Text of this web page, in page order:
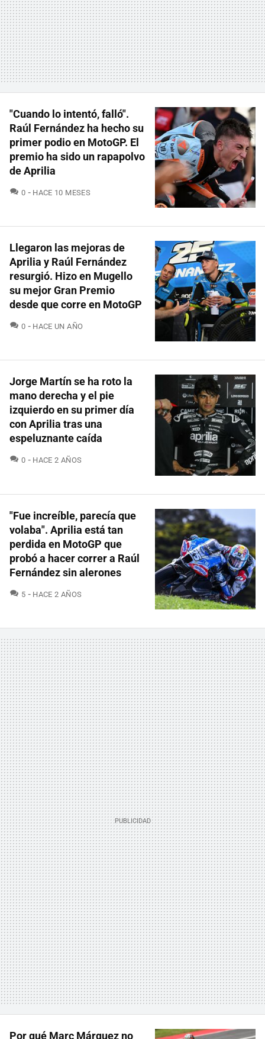
"Cuando lo intentó, falló".
Raúl Fernández ha hecho su
primer podio en MotoGP. El
premio ha sido un rapapolvo
de Aprilia
0 COMENTARIOS
HACE 10 MESES
Llegaron las mejoras de
Aprilia y Raúl Fernández
resurgió. Hizo en Mugello
su mejor Gran Premio
desde que corre en MotoGP
0 COMENTARIOS
HACE UN AÑO
Jorge Martín se ha roto la
mano derecha y el pie
izquierdo en su primer día
con Aprilia tras una
espeluznante caída
0 COMENTARIOS
HACE 2 AÑOS
"Fue increíble, parecía que
volaba". Aprilia está tan
perdida en MotoGP que
probó a hacer correr a Raúl
Fernández sin alerones
5 COMENTARIOS
HACE 2 AÑOS
Por qué Marc Márquez no